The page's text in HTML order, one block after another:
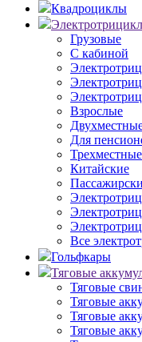
Квадроциклы
Грузовые
С кабиной
Взрослые
Для
Трехместные
Китайские
Все
Гольфкары
Тяговые
Тяговые
Тяговые
Тяговые
Тяговые